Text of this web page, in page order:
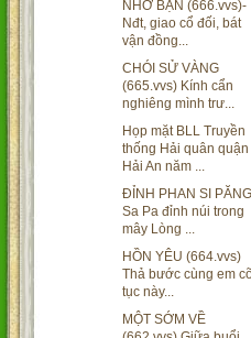
NHỚ BẠN (666.vvs)-
Nđt, giao cổ đối, bát
vận đồng...
CHÓI SỬ VÀNG
(665.vvs) Kính cẩn
nghiêng mình trư...
Họp mặt BLL Truyền
thống Hải quân quận
Hải An năm ...
ĐỈNH PHAN SI PĂNG
Sa Pa đỉnh núi trong
mây Lòng ...
HỒN YÊU (664.vvs)
Thả bước cùng em
tục này...
MỘT SỚM VỀ